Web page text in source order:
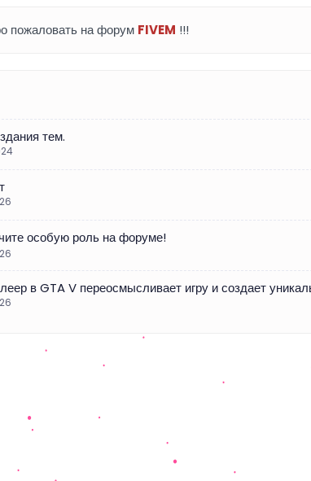
пожаловать на форум FIVEM !!!
тем.
особую роль на форуме!
в GTA V переосмысливает игру и создает